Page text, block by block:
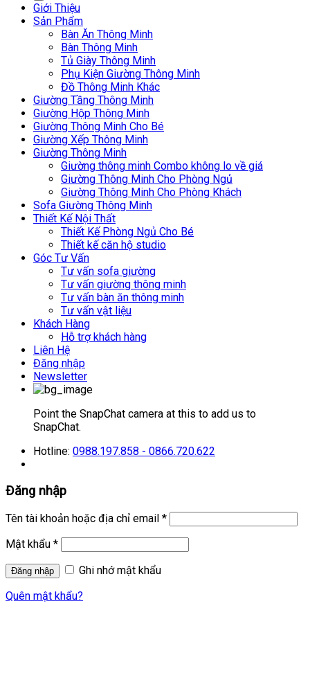
Giới Thiệu
Sản Phẩm
Bàn Ăn Thông Minh
Bàn Thông Minh
Tủ Giày Thông Minh
Phụ Kiện Giường Thông Minh
Đồ Thông Minh Khác
Giường Tầng Thông Minh
Giường Hộp Thông Minh
Giường Thông Minh Cho Bé
Giường Xếp Thông Minh
Giường Thông Minh
Giường thông minh Combo không lo về giá
Giường Thông Minh Cho Phòng Ngủ
Giường Thông Minh Cho Phòng Khách
Sofa Giường Thông Minh
Thiết Kế Nội Thất
Thiết Kế Phòng Ngủ Cho Bé
Thiết kế căn hộ studio
Góc Tư Vấn
Tư vấn sofa giường
Tư vấn giường thông minh
Tư vấn bàn ăn thông minh
Tư vấn vật liệu
Khách Hàng
Hỗ trợ khách hàng
Liên Hệ
Đăng nhập
Newsletter
Point the SnapChat camera at this to add us to
SnapChat.
Hotline: 0988.197.858 - 0866.720.622
Đăng nhập
Tên tài khoản hoặc địa chỉ email *
Mật khẩu *
Ghi nhớ mật khẩu
Quên mật khẩu?